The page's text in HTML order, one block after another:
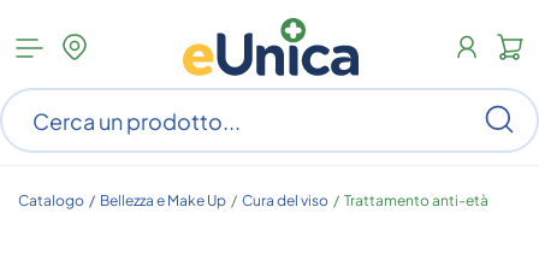
Apri
menu
categorie
Catalogo / Bellezza e Make Up / Cura del viso / Trattamento anti-età